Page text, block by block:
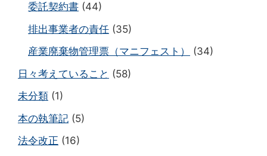
委託契約書 (44)
排出事業者の責任 (35)
産業廃棄物管理票（マニフェスト）
(34)
日々考えていること (58)
未分類 (1)
本の執筆記 (5)
法令改正 (16)